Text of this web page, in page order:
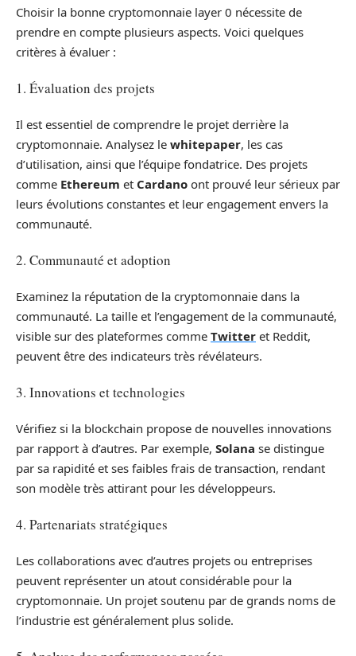
Choisir la bonne cryptomonnaie layer 0 nécessite de
prendre en compte plusieurs aspects. Voici quelques
critères à évaluer :
1. Évaluation des projets
Il est essentiel de comprendre le projet derrière la
cryptomonnaie. Analysez le whitepaper, les cas
d’utilisation, ainsi que l’équipe fondatrice. Des projets
comme Ethereum et Cardano ont prouvé leur sérieux par
leurs évolutions constantes et leur engagement envers la
communauté.
2. Communauté et adoption
Examinez la réputation de la cryptomonnaie dans la
communauté. La taille et l’engagement de la communauté,
visible sur des plateformes comme Twitter et Reddit,
peuvent être des indicateurs très révélateurs.
3. Innovations et technologies
Vérifiez si la blockchain propose de nouvelles innovations
par rapport à d’autres. Par exemple, Solana se distingue
par sa rapidité et ses faibles frais de transaction, rendant
son modèle très attirant pour les développeurs.
4. Partenariats stratégiques
Les collaborations avec d’autres projets ou entreprises
peuvent représenter un atout considérable pour la
cryptomonnaie. Un projet soutenu par de grands noms de
l’industrie est généralement plus solide.